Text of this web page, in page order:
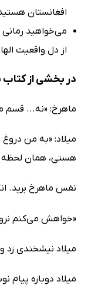
افغانستان
می‌خواهید
از دل واقعیت
در بخشی از
ماهرخ: «نه... قسم
میلاد: «به من
هستی، همان لحظه
نفس ماهرخ برید.
«خواهش می‌کنم
میلاد نیشخندی زد
میلاد دوباره پیام